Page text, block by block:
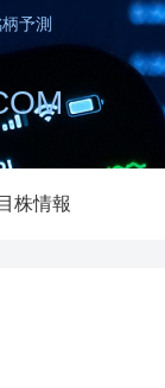
予測
株情報